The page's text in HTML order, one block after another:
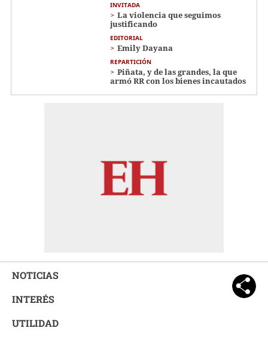
INVITADA
La violencia que seguimos
justificando
EDITORIAL
Emily Dayana
REPARTICIÓN
Piñata, y de las grandes, la que
armó RR con los bienes incautados
NOTICIAS
INTERÉS
UTILIDAD